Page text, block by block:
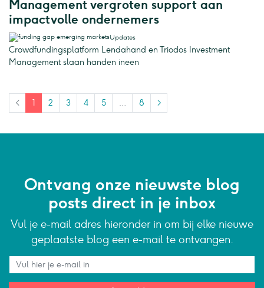
Management vergroten support aan
impactvolle ondernemers
Updates
Crowdfundingsplatform Lendahand en Triodos Investment
Management slaan handen ineen
< 1 2 3 4 5 … 8 >
Ontvang onze nieuwste blog
posts direct in je inbox
Vul je e-mail adres hieronder in om bij elke nieuwe
geplaatste blog een e-mail te ontvangen.